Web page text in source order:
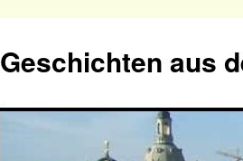
Geschichten aus